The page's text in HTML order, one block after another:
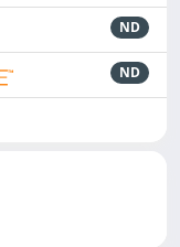
ND
ND